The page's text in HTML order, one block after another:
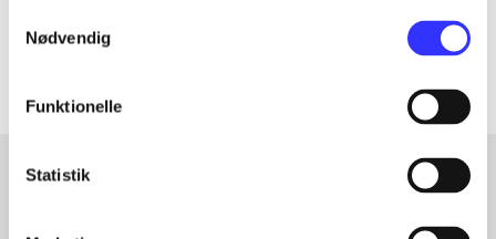
Nødvendig
Funktionelle
Statistik
Artiklerne i